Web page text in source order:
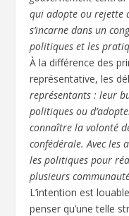
qui adopte ou rejette
s’incarne dans un
politiques et les
À la différence des
représentative, les
représentants : leur
politiques ou
connaître la volonté
confédérale. Avec les
les politiques pour
plusieurs
L’intention est
penser qu’une telle